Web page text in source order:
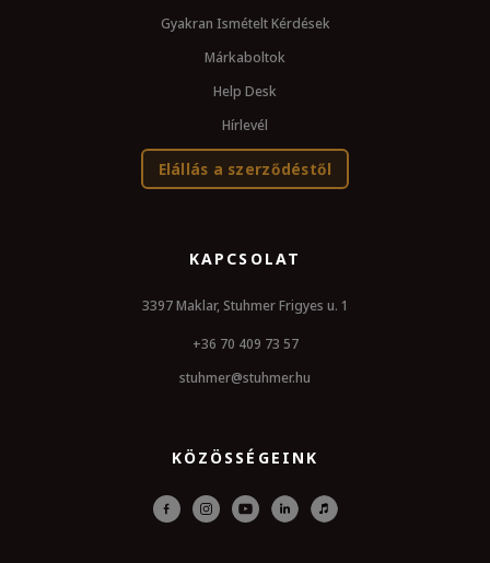
Gyakran Ismételt Kérdések
Márkaboltok
Help Desk
Hírlevél
Elállás a szerződéstől
KAPCSOLAT
3397 Maklar, Stuhmer Frigyes u. 1
+36 70 409 73 57
stuhmer@stuhmer.hu
KÖZÖSSÉGEINK